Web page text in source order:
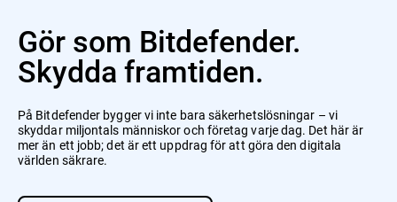
Gör som Bitdefender.
Skydda framtiden.
På Bitdefender bygger vi inte bara säkerhetslösningar – vi
skyddar miljontals människor och företag varje dag. Det här är
mer än ett jobb; det är ett uppdrag för att göra den digitala
världen säkrare.